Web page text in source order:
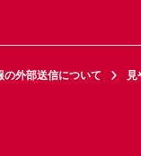
の外部送信について
見